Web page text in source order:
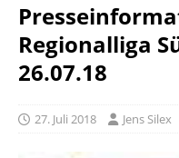
Regionalliga
26.07.18
27. Juli 2018 Jens Silex